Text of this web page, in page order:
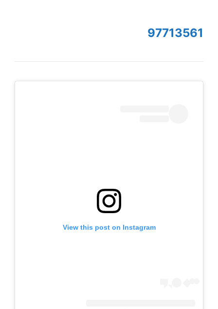
97713561
View this post on Instagram